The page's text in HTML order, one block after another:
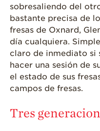
sobresaliendo del
bastante precisa de
fresas de Oxnard,
día cualquiera.
claro de inmediato si
hacer una sesión de
el estado de sus
campos de fresas.
Tres